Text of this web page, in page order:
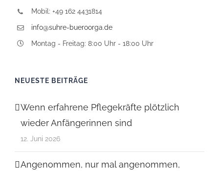
Mobil: +49 162 4431814
info@suhre-bueroorga.de
Montag - Freitag: 8:00 Uhr - 18:00 Uhr
NEUESTE BEITRÄGE
Wenn erfahrene Pflegekräfte plötzlich
wieder Anfängerinnen sind
12. Juni 2026
Angenommen, nur mal angenommen,